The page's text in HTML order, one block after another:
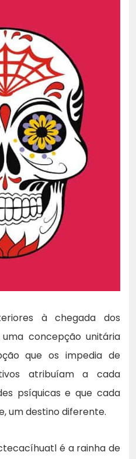
à chegada dos
concepção unitária
que os impedia de
atribuíam a cada
psíquicas e que cada
um destino diferente.
é a rainha de